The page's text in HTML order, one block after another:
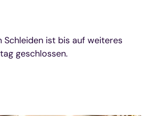
Schleiden ist bis auf weiteres
geschlossen.